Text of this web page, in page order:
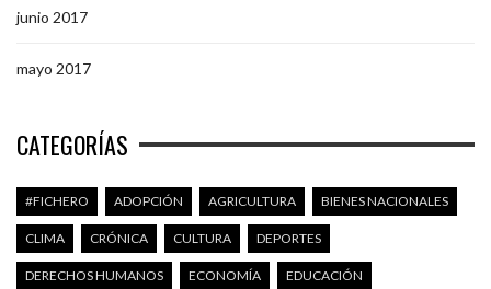
junio 2017
mayo 2017
CATEGORÍAS
#FICHERO ADOPCIÓN AGRICULTURA BIENES NACIONALES
CLIMA CRÓNICA CULTURA DEPORTES
DERECHOS HUMANOS ECONOMÍA EDUCACIÓN